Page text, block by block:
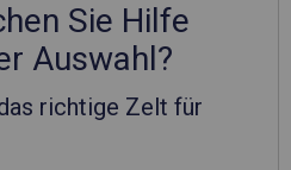
Sie Hilfe
Auswahl?
richtige Zelt für